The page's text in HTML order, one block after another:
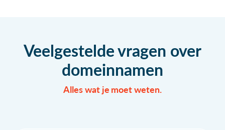
Veelgestelde vragen over
domeinnamen
Alles wat je moet weten.